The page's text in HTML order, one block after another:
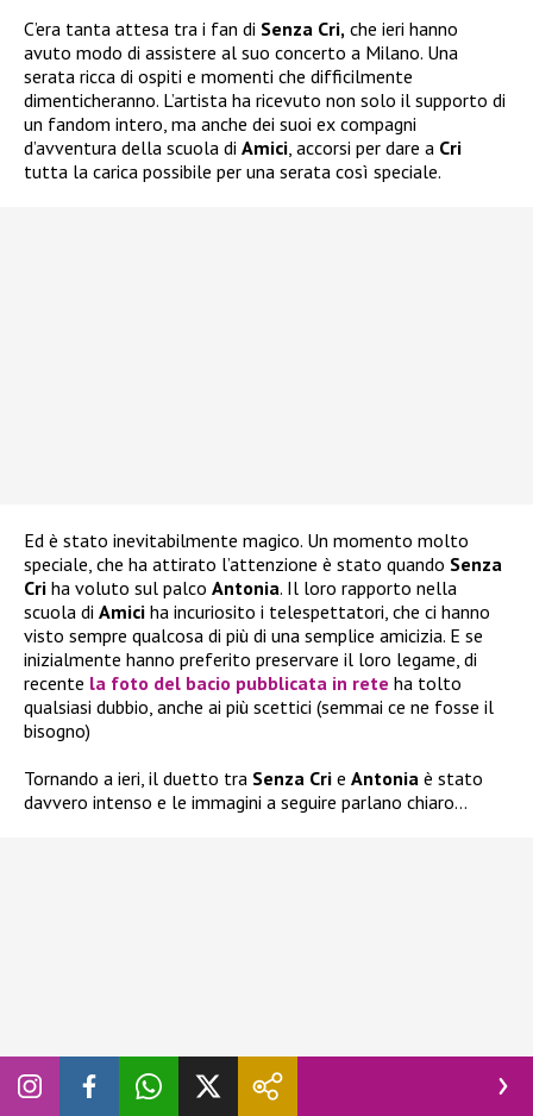
C’era tanta attesa tra i fan di Senza Cri, che ieri hanno
avuto modo di assistere al suo concerto a Milano. Una
serata ricca di ospiti e momenti che difficilmente
dimenticheranno. L’artista ha ricevuto non solo il supporto di
un fandom intero, ma anche dei suoi ex compagni
d’avventura della scuola di Amici, accorsi per dare a Cri
tutta la carica possibile per una serata così speciale.
Ed è stato inevitabilmente magico. Un momento molto
speciale, che ha attirato l’attenzione è stato quando Senza
Cri ha voluto sul palco Antonia. Il loro rapporto nella
scuola di Amici ha incuriosito i telespettatori, che ci hanno
visto sempre qualcosa di più di una semplice amicizia. E se
inizialmente hanno preferito preservare il loro legame, di
recente la foto del bacio pubblicata in rete ha tolto
qualsiasi dubbio, anche ai più scettici (semmai ce ne fosse il
bisogno)
Tornando a ieri, il duetto tra Senza Cri e Antonia è stato
davvero intenso e le immagini a seguire parlano chiaro…